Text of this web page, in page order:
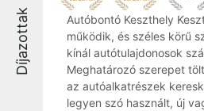
Díjazottak
Autóbontó Keszthely
működik, és széles körű
kínál autótulajdonosok
Meghatározó szerepet
az autóalkatrészek
legyen szó használt, új